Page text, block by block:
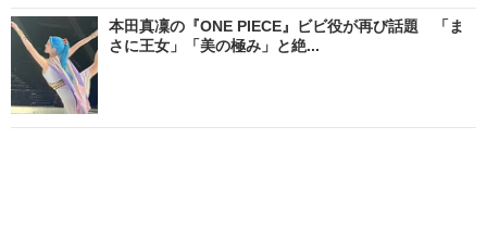
本田真凜の『ONE PIECE』ビビ役が再び話題 「ま
さに王女」「美の極み」と絶...